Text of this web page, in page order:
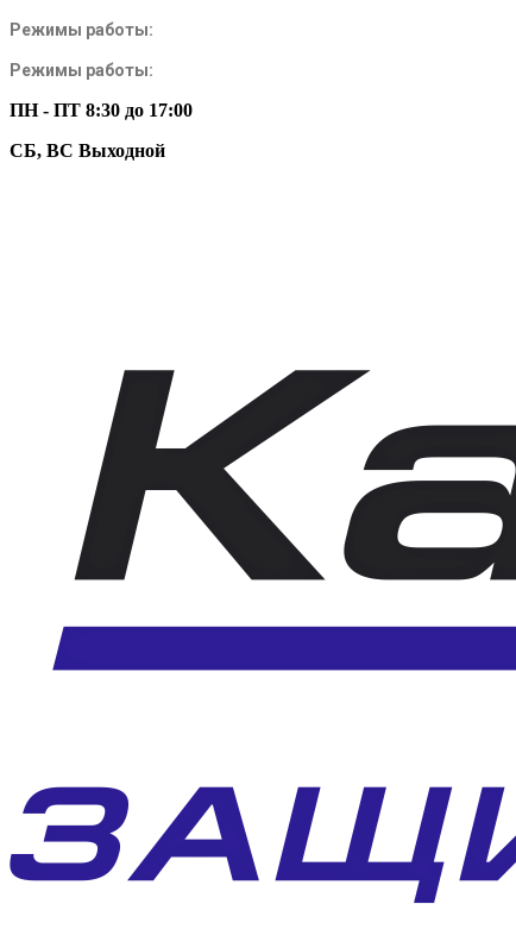
Режимы работы:
Режимы работы:
ПН - ПТ 8:30 до 17:00
СБ, ВС Выходной